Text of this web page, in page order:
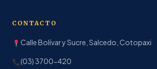
CONTACTO
Calle Bolívar y Sucre, Salcedo, Cotopaxi
(03) 3700-420